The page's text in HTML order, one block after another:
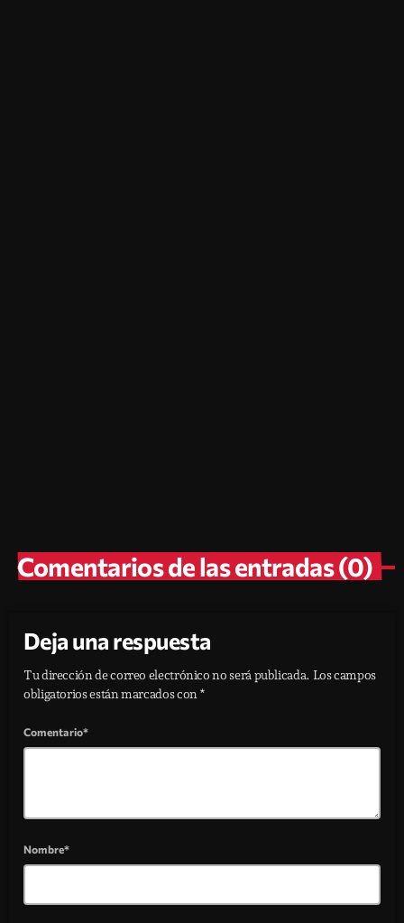
Comentarios de las entradas (0)
Deja una respuesta
Tu dirección de correo electrónico no será publicada. Los campos
obligatorios están marcados con *
Comentario*
Nombre*